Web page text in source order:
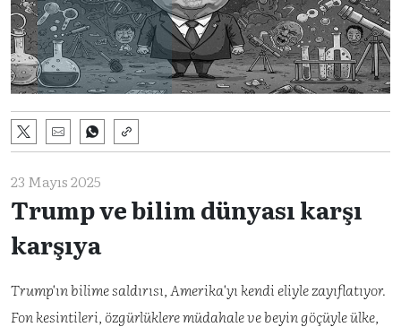
23 Mayıs 2025
Trump ve bilim dünyası karşı
karşıya
Trump'ın bilime saldırısı, Amerika'yı kendi eliyle zayıflatıyor.
Fon kesintileri, özgürlüklere müdahale ve beyin göçüyle ülke,